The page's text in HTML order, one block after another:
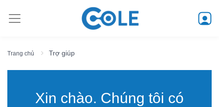
Trang chủ Trợ giúp
Xin chào. Chúng tôi có